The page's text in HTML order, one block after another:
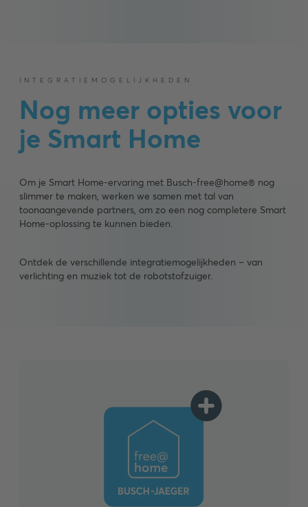
INTEGRATIEMOGELIJKHEDEN
Nog meer opties voor
je Smart Home
Om je Smart Home-ervaring met Busch-free@home® nog
slimmer te maken, werken we samen met tal van
toonaangevende partners, om zo een nog completere Smart
Home-oplossing te kunnen bieden.
Ontdek de verschillende integratiemogelijkheden – van
verlichting en muziek tot de robotstofzuiger.